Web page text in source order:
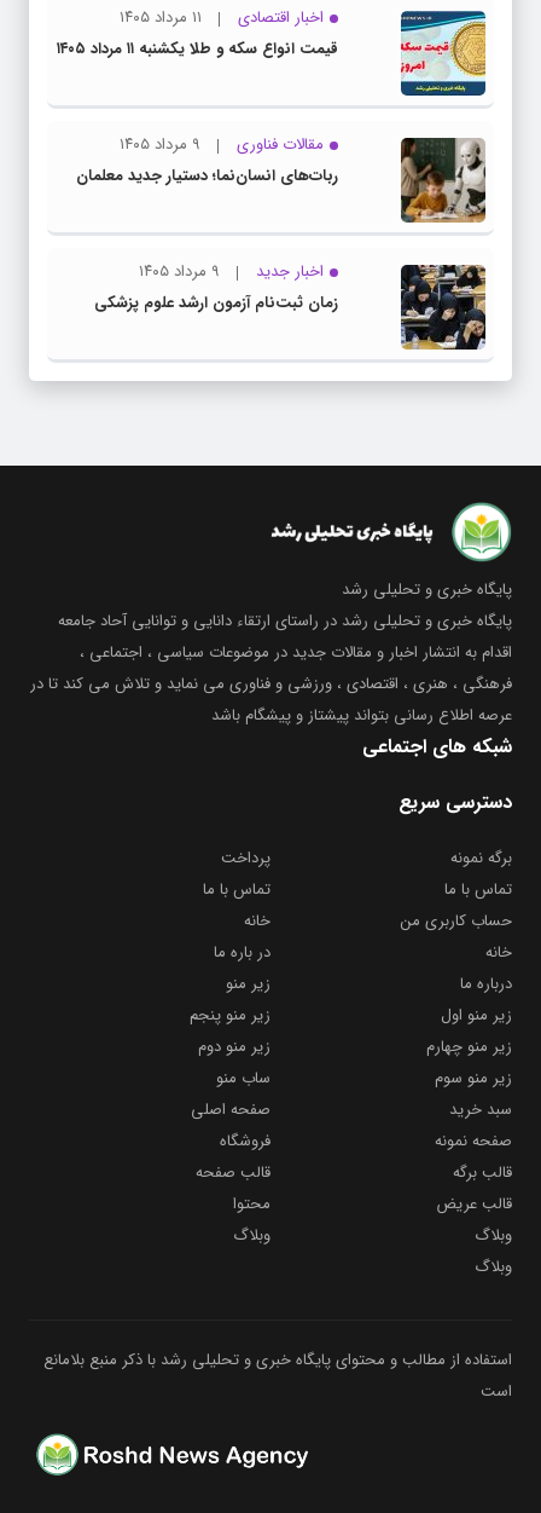
اخبار اقتصادی
۱۱ مرداد ۱۴۰۵
قیمت انواع سکه و طلا یکشنبه ۱۱ مرداد ۱۴۰۵
مقالات فناوری
۹ مرداد ۱۴۰۵
ربات‌های انسان‌نما؛ دستیار جدید معلمان
اخبار جدید
۹ مرداد ۱۴۰۵
زمان ثبت‌نام آزمون ارشد علوم پزشکی
پایگاه خبری و تحلیلی رشد
پایگاه خبری و تحلیلی رشد در راستای ارتقاء دانایی و توانایی آحاد جامعه
اقدام به انتشار اخبار و مقالات جدید در موضوعات سیاسی ، اجتماعی ،
فرهنگی ، هنری ، اقتصادی ، ورزشی و فناوری می نماید و تلاش می کند تا در
عرصه اطلاع رسانی بتواند پیشتاز و پیشگام باشد
شبکه های اجتماعی
دسترسی سریع
برگه نمونه
پرداخت
تماس با ما
تماس با ما
حساب کاربری من
خانه
خانه
در باره ما
درباره ما
زیر منو
زیر منو اول
زیر منو پنجم
زیر منو چهارم
زیر منو دوم
زیر منو سوم
ساب منو
سبد خرید
صفحه اصلی
صفحه نمونه
فروشگاه
قالب برگه
قالب صفحه
قالب عریض
محتوا
وبلاگ
وبلاگ
وبلاگ
استفاده از مطالب و محتوای پایگاه خبری و تحلیلی رشد با ذکر منبع بلامانع
است